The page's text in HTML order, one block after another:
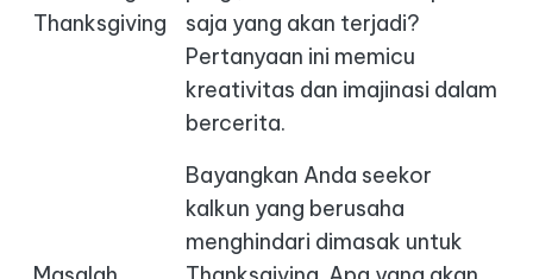
Thanksgiving
saja yang akan terjadi?
Pertanyaan ini memicu
kreativitas dan imajinasi dalam
bercerita.
Bayangkan Anda seekor
kalkun yang berusaha
menghindari dimasak untuk